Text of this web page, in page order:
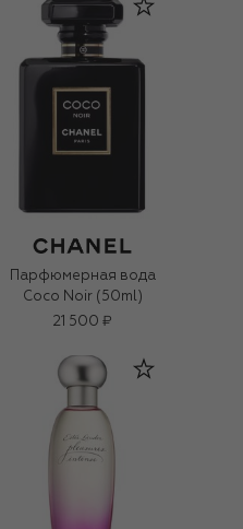
Парфюмерная вода
Coco Noir (50ml)
21 500 ₽